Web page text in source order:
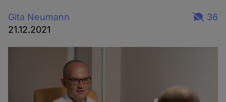
Gita Neumann
21.12.2021
36